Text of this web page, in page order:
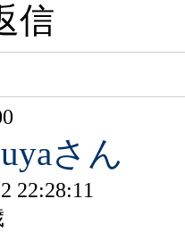
信
さん
22:28:11